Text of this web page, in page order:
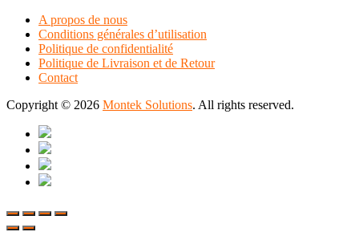
A propos de nous
Conditions générales d’utilisation
Politique de confidentialité
Politique de Livraison et de Retour
Contact
Copyright © 2026 Montek Solutions. All rights reserved.